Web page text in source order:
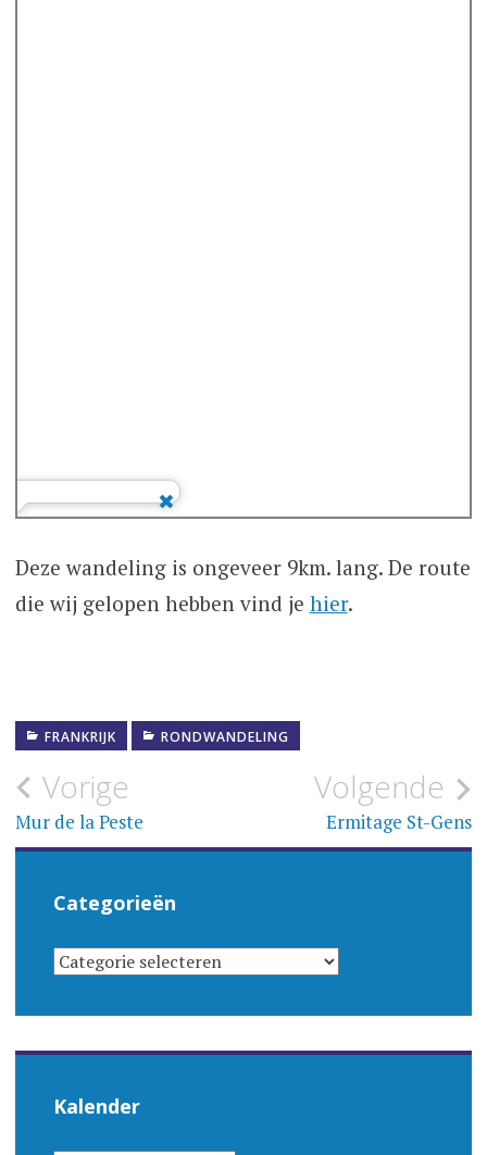
Deze wandeling is ongeveer 9km. lang. De route
die wij gelopen hebben vind je hier.
FRANKRIJK RONDWANDELING
Bericht
navigatie
Vorige
Mur de la Peste
Volgende
Ermitage St-Gens
Categorieën
CATEGORIEËN
Kalender